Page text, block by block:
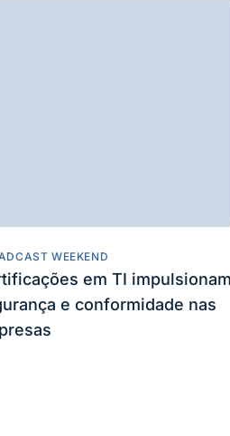
WEEKEND
em TI impulsionam
e conformidade nas